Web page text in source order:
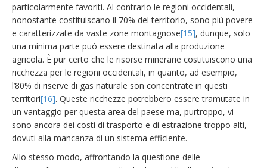
particolarmente favoriti. Al contrario le regioni occidentali,
nonostante costituiscano il 70% del territorio, sono più povere
e caratterizzate da vaste zone montagnose[15], dunque, solo
una minima parte può essere destinata alla produzione
agricola. È pur certo che le risorse minerarie costituiscono una
ricchezza per le regioni occidentali, in quanto, ad esempio,
l’80% di riserve di gas naturale son concentrate in questi
territori[16]. Queste ricchezze potrebbero essere tramutate in
un vantaggio per questa area del paese ma, purtroppo, vi
sono ancora dei costi di trasporto e di estrazione troppo alti,
dovuti alla mancanza di un sistema efficiente.
Allo stesso modo, affrontando la questione delle